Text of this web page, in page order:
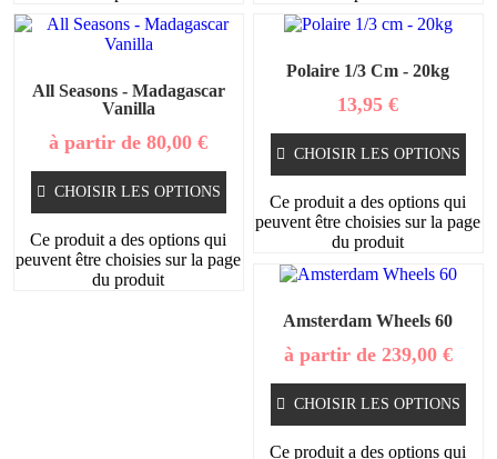
All Seasons - Madagascar
Vanilla
à partir de80,00€
CHOISIR LES OPTIONS
Ce produit a des options qui
peuvent être choisies sur la page
du produit
Polaire 1/3 Cm - 20kg
13,95€
CHOISIR LES OPTIONS
Ce produit a des options qui
peuvent être choisies sur la page
du produit
Amsterdam Wheels 60
à partir de 239,00 €
CHOISIR LES OPTIONS
Ce produit a des options qui